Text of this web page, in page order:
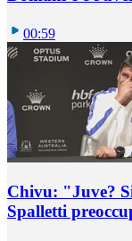
00:59
Chivu: "Juve?
Spalletti